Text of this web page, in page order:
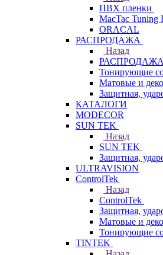
ПВХ пленки
MacTac Tuning
ORACAL
РАСПРОДАЖА
Назад
РАСПРОДАЖА
Тонирующие
Матовые и
Защитная,
КАТАЛОГИ
MODECOR
SUN TEK
Назад
SUN TEK
Защитная,
ULTRAVISION
ControlTek
Назад
ControlTek
Защитная,
Матовые и
Тонирующие
TINTEK